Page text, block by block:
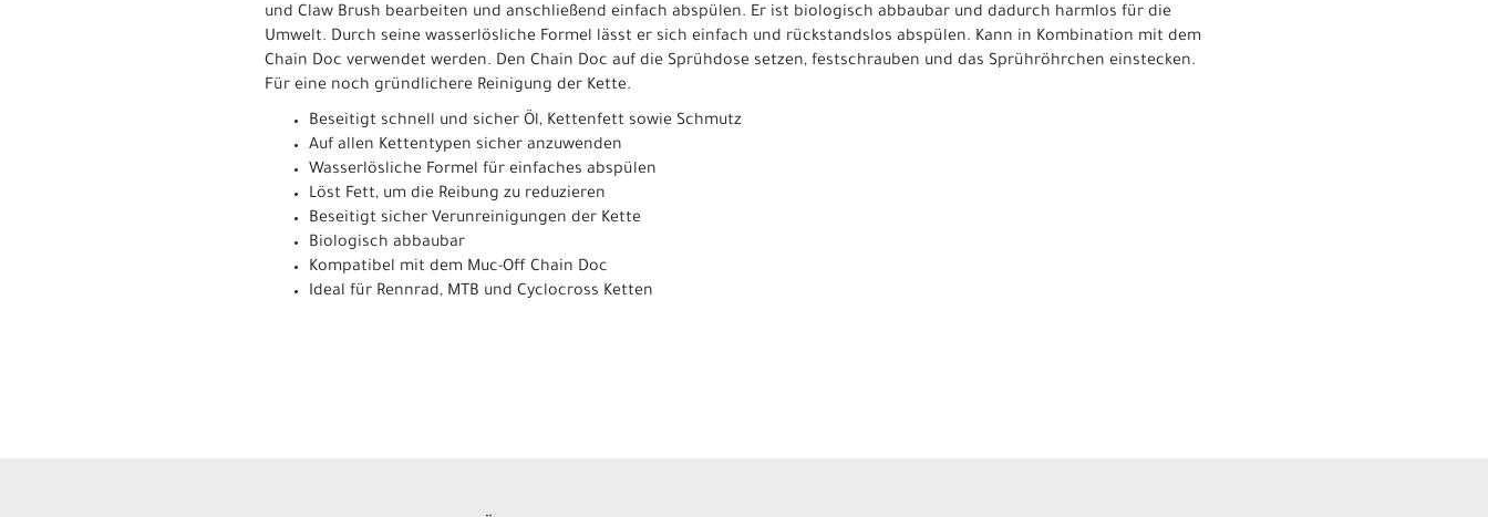
und Claw Brush bearbeiten und anschließend einfach abspülen. Er ist biologisch abbaubar und dadurch harmlos für die
Umwelt. Durch seine wasserlösliche Formel lässt er sich einfach und rückstandslos abspülen. Kann in Kombination mit dem
Chain Doc verwendet werden. Den Chain Doc auf die Sprühdose setzen, festschrauben und das Sprühröhrchen einstecken.
Für eine noch gründlichere Reinigung der Kette.
Beseitigt schnell und sicher Öl, Kettenfett sowie Schmutz
Auf allen Kettentypen sicher anzuwenden
Wasserlösliche Formel für einfaches abspülen
Löst Fett, um die Reibung zu reduzieren
Beseitigt sicher Verunreinigungen der Kette
Biologisch abbaubar
Kompatibel mit dem Muc-Off Chain Doc
Ideal für Rennrad, MTB und Cyclocross Ketten